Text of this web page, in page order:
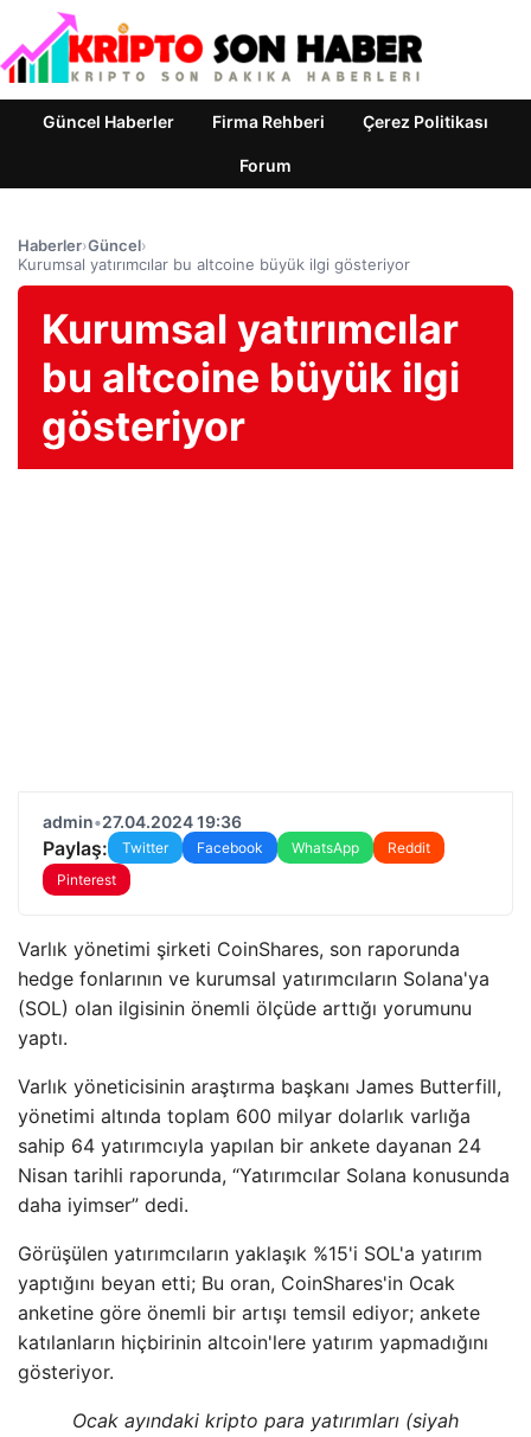
Güncel Haberler Firma Rehberi Çerez Politikası
Forum
Haberler›Güncel›
Kurumsal yatırımcılar bu altcoine büyük ilgi gösteriyor
Kurumsal yatırımcılar
bu altcoine büyük ilgi
gösteriyor
admin•27.04.2024 19:36
Paylaş: Twitter Facebook WhatsApp
Reddit
Pinterest
Varlık yönetimi şirketi CoinShares, son raporunda
hedge fonlarının ve kurumsal yatırımcıların Solana'ya
(SOL) olan ilgisinin önemli ölçüde arttığı yorumunu
yaptı.
Varlık yöneticisinin araştırma başkanı James Butterfill,
yönetimi altında toplam 600 milyar dolarlık varlığa
sahip 64 yatırımcıyla yapılan bir ankete dayanan 24
Nisan tarihli raporunda, “Yatırımcılar Solana konusunda
daha iyimser” dedi.
Görüşülen yatırımcıların yaklaşık %15'i SOL'a yatırım
yaptığını beyan etti; Bu oran, CoinShares'in Ocak
anketine göre önemli bir artışı temsil ediyor; ankete
katılanların hiçbirinin altcoin'lere yatırım yapmadığını
gösteriyor.
Ocak ayındaki kripto para yatırımları (siyah